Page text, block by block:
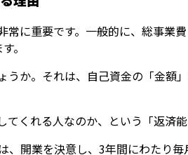
に重要です。一般的に、総事業
。
か。それは、自己資金の「金額
くれる人なのか、という「返済
開業を決意し、3年間にわたり